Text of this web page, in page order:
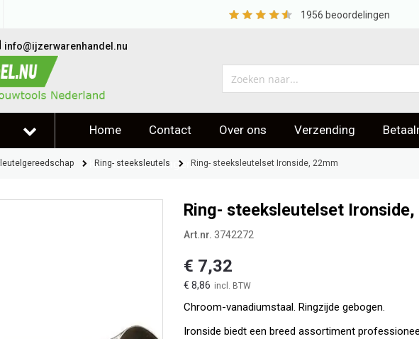
1956 beoordelingen
info@ijzerwarenhandel.nu
Home Contact Over ons Verzending
Klantbeoordelingen
Ring- steeksleutels Ring- steeksleutelset Ironside, 22mm
Ring- steeksleutelset Ironside,
Art.nr. 3742272
€ 8,86
€ 7,32
Chroom-vanadiumstaal. Ringzijde gebogen.
Ironside biedt een breed assortiment